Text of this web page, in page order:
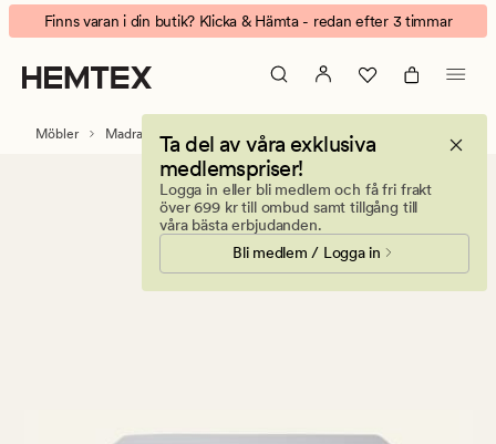
Basic
bäddmadrass
Animerad
banner.
Klicka
på
Finns varan i din butik? Klicka & Hämta - redan efter 3 timmar
Ta del av våra exklusiva
medlemspriser!
Logga in eller bli medlem och få fri frakt
över 699 kr till ombud samt tillgång till
våra bästa erbjudanden.
Bli medlem / Logga in
Möbler Madrasser